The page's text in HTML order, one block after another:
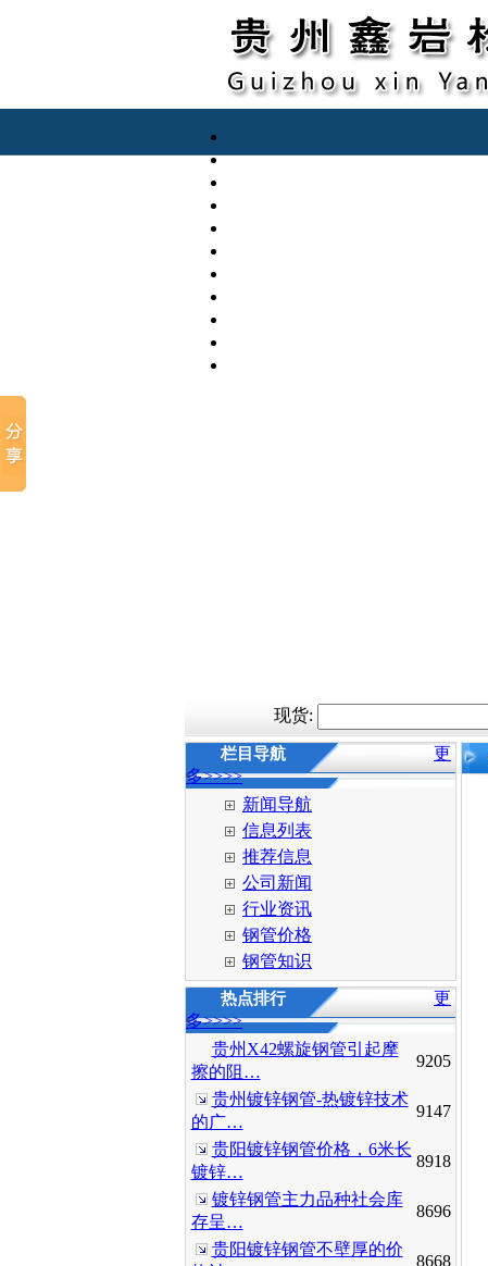
现货:
栏目导航
更
多>>>>
新闻导航
信息列表
推荐信息
公司新闻
行业资讯
钢管价格
钢管知识
热点排行
更
多>>>>
贵州X42螺旋钢管引起摩
擦的阻…
9205
贵州镀锌钢管-热镀锌技术
的广…
9147
贵阳镀锌钢管价格，6米长
镀锌…
8918
镀锌钢管主力品种社会库
存呈…
8696
贵阳镀锌钢管不壁厚的价
8668